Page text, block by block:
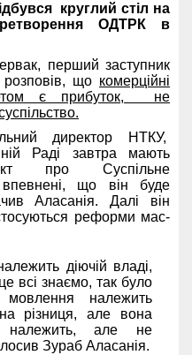
круглий стіл на
ОДТРК в
перший заступник
розповів, що комерційні
є прибуток, не
директор НТКУ,
Раді завтра мають
про Суспільне
що він буде
Аласанія. Далі він
реформи мас-
діючій владі,
всі знаємо, так було
належить
різниця, але вона
належить, але не
Зураб Аласанія.